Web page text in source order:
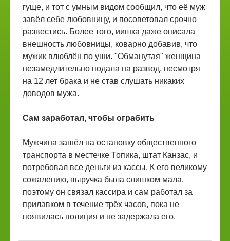
гуще, и тот с умным видом сообщил, что её муж
завёл себе любовницу, и посоветовал срочно
развестись. Более того, иишка даже описала
внешность любовницы, коварно добавив, что
мужик влюблён по уши. "Обманутая" женщина
незамедлительно подала на развод, несмотря
на 12 лет брака и не став слушать никаких
доводов мужа.
Сам заработал, чтобы ограбить
Мужчина зашёл на остановку общественного
транспорта в местечке Топика, штат Канзас, и
потребовал все деньги из кассы. К его великому
сожалению, выручка была слишком мала,
поэтому он связал кассира и сам работал за
прилавком в течение трёх часов, пока не
появилась полиция и не задержала его.